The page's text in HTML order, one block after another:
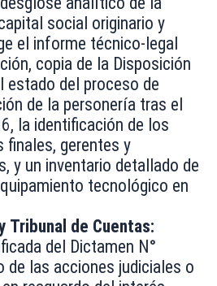
social originario y
el informe técnico-legal
copia de la Disposición
estado del proceso de
de la personería tras el
la identificación de los
finales, gerentes y
y un inventario detallado de
tecnológico en
Tribunal de Cuentas:
del Dictamen N°
las acciones judiciales o